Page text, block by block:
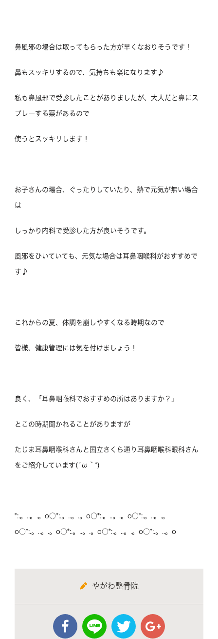
鼻風邪の場合は取ってもらった方が早くなおりそうです！
鼻もスッキリするので、気持ちも楽になります♪
私も鼻風邪で受診したことがありましたが、大人だと鼻にス
プレーする薬があるので
使うとスッキリします！
お子さんの場合、ぐったりしていたり、熱で元気が無い場合
は
しっかり内科で受診した方が良いそうです。
風邪をひいていても、元気な場合は耳鼻咽喉科がおすすめで
す♪
これからの夏、体調を崩しやすくなる時期なので
皆様、健康管理には気を付けましょう！
良く、「耳鼻咽喉科でおすすめの所はありますか？」
とこの時期聞かれることがありますが
たじま耳鼻咽喉科さんと国立さくら通り耳鼻咽喉科眼科さん
をご紹介しています(´ω｀*)
*:.。..。.。o○*:.。..。.。o○*:.。..。.。o○*:.。..。.。
o○*:.。..。.。o○*:.。..。.。o○*:.。..。.。o○*:.。..。o
やがわ整骨院